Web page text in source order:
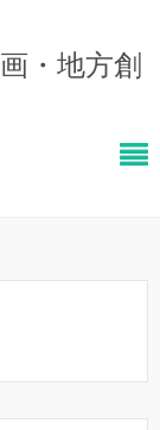
・地方創